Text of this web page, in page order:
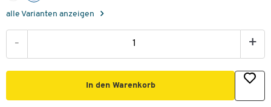
alle Varianten anzeigen
- +
In den Warenkorb